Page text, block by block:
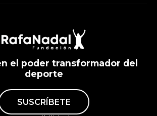
el poder transformador del
deporte
SUSCRÍBETE